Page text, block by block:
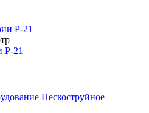
Р-21
Пескоструйное